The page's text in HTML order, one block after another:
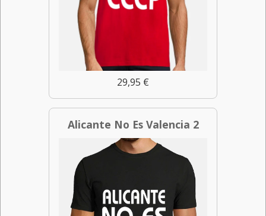
29,95 €
Alicante No Es Valencia 2